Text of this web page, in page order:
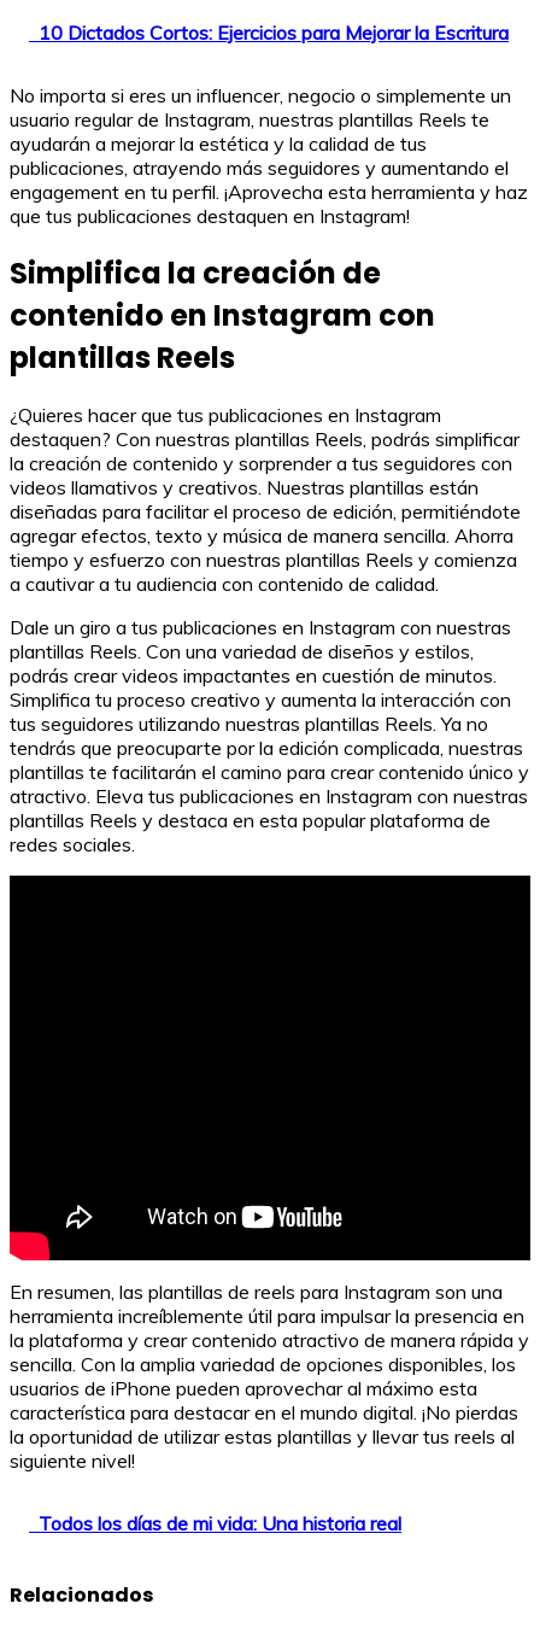
10 Dictados Cortos: Ejercicios para Mejorar la Escritura
No importa si eres un influencer, negocio o simplemente un
usuario regular de Instagram, nuestras plantillas Reels te
ayudarán a mejorar la estética y la calidad de tus
publicaciones, atrayendo más seguidores y aumentando el
engagement en tu perfil. ¡Aprovecha esta herramienta y haz
que tus publicaciones destaquen en Instagram!
Simplifica la creación de
contenido en Instagram con
plantillas Reels
¿Quieres hacer que tus publicaciones en Instagram
destaquen? Con nuestras plantillas Reels, podrás simplificar
la creación de contenido y sorprender a tus seguidores con
videos llamativos y creativos. Nuestras plantillas están
diseñadas para facilitar el proceso de edición, permitiéndote
agregar efectos, texto y música de manera sencilla. Ahorra
tiempo y esfuerzo con nuestras plantillas Reels y comienza
a cautivar a tu audiencia con contenido de calidad.
Dale un giro a tus publicaciones en Instagram con nuestras
plantillas Reels. Con una variedad de diseños y estilos,
podrás crear videos impactantes en cuestión de minutos.
Simplifica tu proceso creativo y aumenta la interacción con
tus seguidores utilizando nuestras plantillas Reels. Ya no
tendrás que preocuparte por la edición complicada, nuestras
plantillas te facilitarán el camino para crear contenido único y
atractivo. Eleva tus publicaciones en Instagram con nuestras
plantillas Reels y destaca en esta popular plataforma de
redes sociales.
En resumen, las plantillas de reels para Instagram son una
herramienta increíblemente útil para impulsar la presencia en
la plataforma y crear contenido atractivo de manera rápida y
sencilla. Con la amplia variedad de opciones disponibles, los
usuarios de iPhone pueden aprovechar al máximo esta
característica para destacar en el mundo digital. ¡No pierdas
la oportunidad de utilizar estas plantillas y llevar tus reels al
siguiente nivel!
Todos los días de mi vida: Una historia real
Relacionados